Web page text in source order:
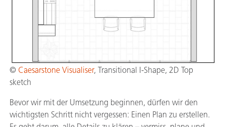
© Caesarstone Visualiser, Transitional I-Shape, 2D Top
sketch
Bevor wir mit der Umsetzung beginnen, dürfen wir den
wichtigsten Schritt nicht vergessen: Einen Plan zu erstellen.